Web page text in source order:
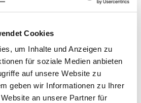
Cookies
um Inhalte und Anzeigen zu
für soziale Medien anbieten
auf unsere Website zu
geben wir Informationen zu Ihrer
an unsere Partner für